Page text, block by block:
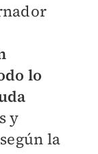
lo
y
la